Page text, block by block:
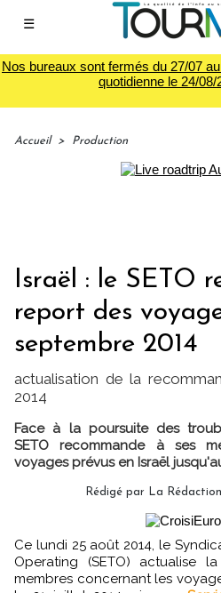
☰
Nos bureaux sont fermés du 27/07
quotidienne le 24/08/
Accueil > Production
Israël : le SETO
report des
septembre 2014
actualisation de la
2014
Face à la poursuite des
SETO recommande à ses
voyages prévus en Israël
Rédigé par La Rédaction
Ce lundi 25 août 2014, le Syndicat des Entreprises du Tour
Operating (SETO) actualise
membres concernant les